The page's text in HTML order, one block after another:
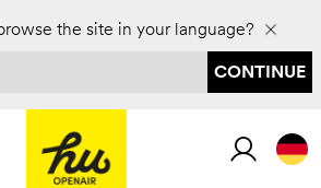
the site in your language?
CONTINUE